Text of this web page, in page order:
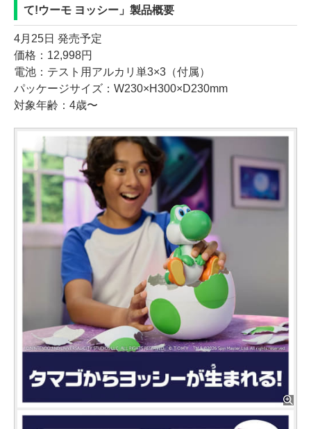
て!ウーモ ヨッシー」製品概要
4月25日 発売予定
価格：12,998円
電池：テスト用アルカリ単3×3（付属）
パッケージサイズ：W230×H300×D230mm
対象年齢：4歳〜